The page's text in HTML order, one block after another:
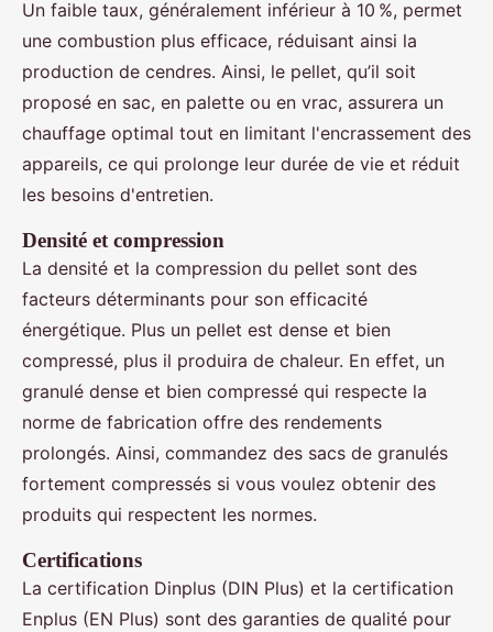
Un faible taux, généralement inférieur à 10 %, permet
une combustion plus efficace, réduisant ainsi la
production de cendres. Ainsi, le pellet, qu’il soit
proposé en sac, en palette ou en vrac, assurera un
chauffage optimal tout en limitant l'encrassement des
appareils, ce qui prolonge leur durée de vie et réduit
les besoins d'entretien.
Densité et compression
La densité et la compression du pellet sont des
facteurs déterminants pour son efficacité
énergétique. Plus un pellet est dense et bien
compressé, plus il produira de chaleur. En effet, un
granulé dense et bien compressé qui respecte la
norme de fabrication offre des rendements
prolongés. Ainsi, commandez des sacs de granulés
fortement compressés si vous voulez obtenir des
produits qui respectent les normes.
Certifications
La certification Dinplus (DIN Plus) et la certification
Enplus (EN Plus) sont des garanties de qualité pour